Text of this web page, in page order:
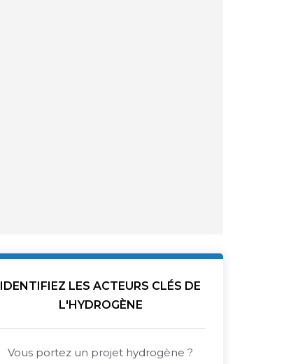
IDENTIFIEZ LES ACTEURS CLÉS DE
L'HYDROGÈNE
Vous portez un projet hydrogène ?